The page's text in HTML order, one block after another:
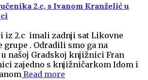
2.c, s Ivanom Kranželić u
iz 2.c imali zadnji sat Likovne
. Odradili smo ga na
našoj Gradskoj knjižnici Fran
zajedno s knjižničarkom Idom i
Read more